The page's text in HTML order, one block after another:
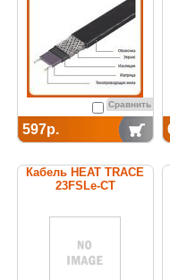
Сравнить
597р.
Кабель HEAT TRACE
23FSLe-CT